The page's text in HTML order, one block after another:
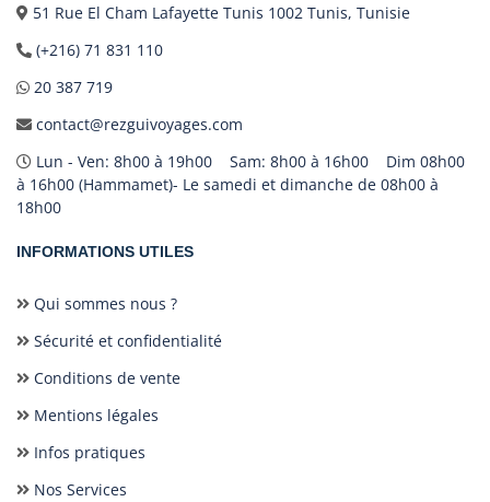
51 Rue El Cham Lafayette Tunis 1002 Tunis, Tunisie
(+216) 71 831 110
20 387 719
contact@rezguivoyages.com
Lun - Ven: 8h00 à 19h00 Sam: 8h00 à 16h00 Dim 08h00
à 16h00 (Hammamet)- Le samedi et dimanche de 08h00 à
18h00
INFORMATIONS UTILES
Qui sommes nous ?
Sécurité et confidentialité
Conditions de vente
Mentions légales
Infos pratiques
Nos Services